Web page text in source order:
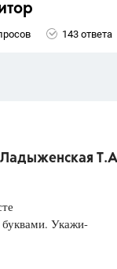
143 ответа
Ладыженская
Укажи-